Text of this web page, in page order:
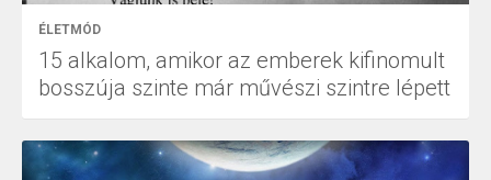
ÉLETMÓD
15 alkalom, amikor az emberek kifinomult
bosszúja szinte már művészi szintre lépett